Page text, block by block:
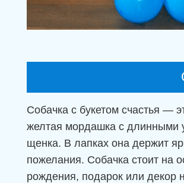
Собачка с букетом счастья —
желтая мордашка с длинными
щенка. В лапках она держит
пожелания. Собачка стоит на
рождения, подарок или декор